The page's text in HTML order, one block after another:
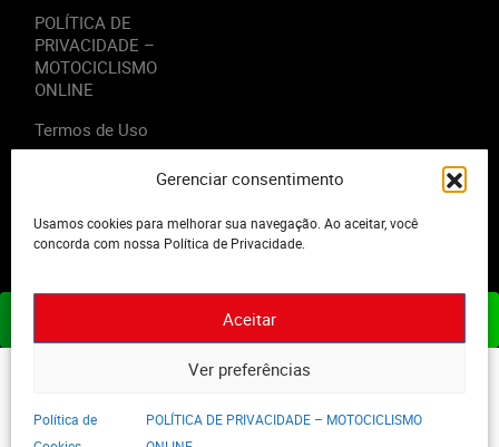
Gerenciar consentimento
Usamos cookies para melhorar sua navegação. Ao aceitar, você
concorda com nossa Política de Privacidade.
Aceitar
Ver preferências
Política de
POLÍTICA DE PRIVACIDADE – MOTOCICLISMO
POLÍTICA DE
PRIVACIDADE –
MOTOCICLISMO
ONLINE
Termos de Uso
2023 - Editora Motor Midia. Todos os direitos reservados.
ASSINE JÁ